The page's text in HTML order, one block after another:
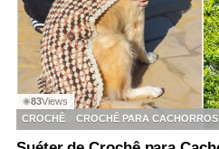
◉83Views
CROCHÊ
CROCHÊ PARA CACHORROS